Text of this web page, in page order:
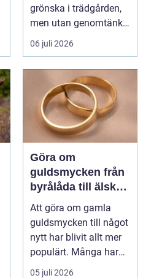
grönska i trädgården,
men utan genomtänkt
beskärning blir de...
06 juli 2026
Göra om
guldsmycken från
byrålåda till älskad
favorit
Att göra om gamla
guldsmycken till något
nytt har blivit allt mer
populärt. Många har
ärvda ringar, ...
05 juli 2026